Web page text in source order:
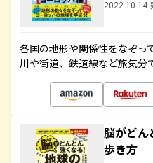
2022.10.14
各国の地形や関係性をなぞっ
川や街道、鉄道線など旅気分
脳がどん
歩き方